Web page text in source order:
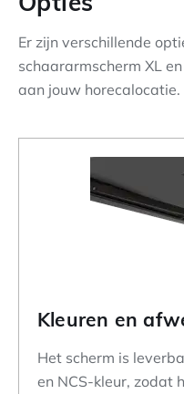
Er zijn verschillende
schaararmscherm XL
aan jouw horecalocatie.
Kleuren en
Het scherm is
en NCS-kleur, zodat